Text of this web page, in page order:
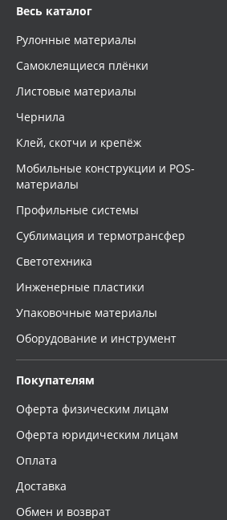
Oracal 641
Orajet 3640
Плёнка монтажная Oratape
ПЭТ листовой
ПЭТ бэклит
Баннер
Заготовки для сувениров
Весь каталог
Рулонные материалы
Самоклеящиеся плёнки
Листовые материалы
Чернила
Клей, скотчи и крепёж
Мобильные конструкции и POS-
материалы
Профильные системы
Сублимация и термотрансфер
Светотехника
Инженерные пластики
Упаковочные материалы
Оборудование и инструмент
Покупателям
Оферта физическим лицам
Оферта юридическим лицам
Оплата
Доставка
Обмен и возврат